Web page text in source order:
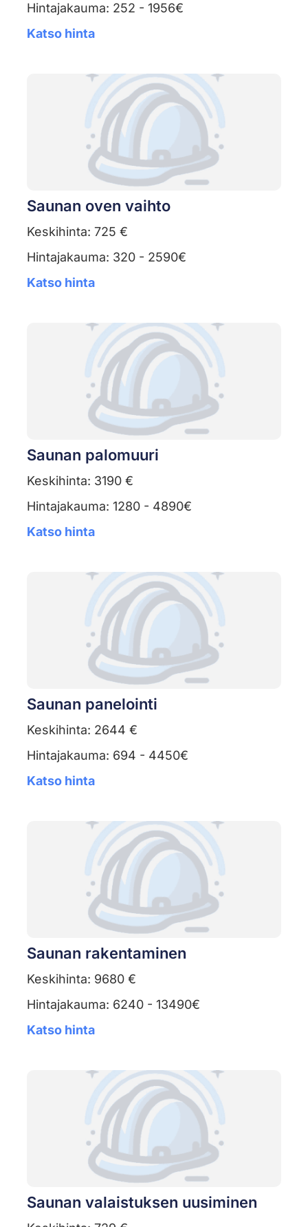
Hintajakauma: 252 - 1956€
Katso hinta
Saunan oven vaihto
Keskihinta: 725 €
Hintajakauma: 320 - 2590€
Katso hinta
Saunan palomuuri
Keskihinta: 3190 €
Hintajakauma: 1280 - 4890€
Katso hinta
Saunan panelointi
Keskihinta: 2644 €
Hintajakauma: 694 - 4450€
Katso hinta
Saunan rakentaminen
Keskihinta: 9680 €
Hintajakauma: 6240 - 13490€
Katso hinta
Saunan valaistuksen uusiminen